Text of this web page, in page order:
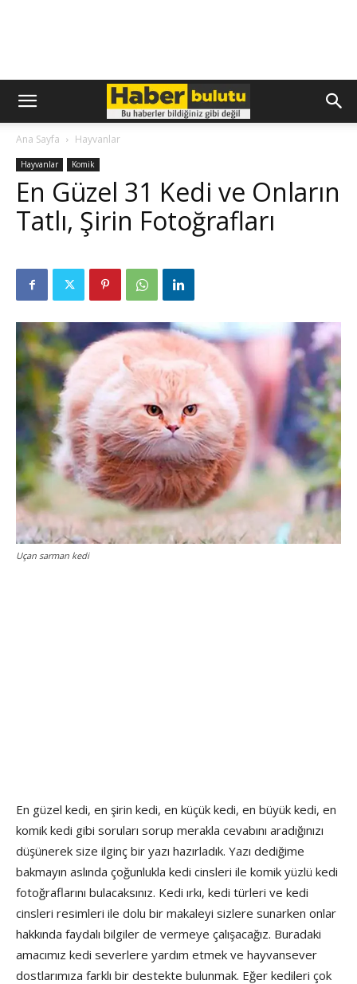
Ana Sayfa Hayvanlar
Hayvanlar Komik
En Güzel 31 Kedi ve Onların
Tatlı, Şirin Fotoğrafları
Uçan sarman kedi
En güzel kedi, en şirin kedi, en küçük kedi, en büyük kedi, en
komik kedi gibi soruları sorup merakla cevabını aradığınızı
düşünerek size ilginç bir yazı hazırladık. Yazı dediğime
bakmayın aslında çoğunlukla kedi cinsleri ile komik yüzlü kedi
fotoğraflarını bulacaksınız. Kedi ırkı, kedi türleri ve kedi
cinsleri resimleri ile dolu bir makaleyi sizlere sunarken onlar
hakkında faydalı bilgiler de vermeye çalışacağız. Buradaki
amacımız kedi severlere yardım etmek ve hayvansever
dostlarımıza farklı bir destekte bulunmak. Eğer kedileri çok